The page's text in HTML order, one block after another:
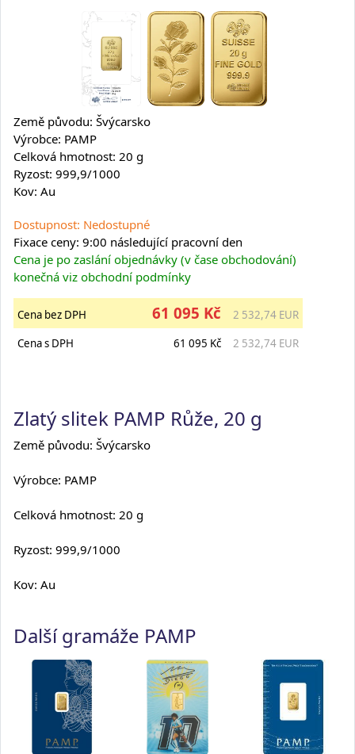
Země původu: Švýcarsko
Výrobce: PAMP
Celková hmotnost: 20 g
Ryzost: 999,9/1000
Kov: Au
Dostupnost: Nedostupné
Fixace ceny: 9:00 následující pracovní den
Cena je po zaslání objednávky (v čase obchodování)
konečná viz obchodní podmínky
Cena bez DPH 61 095 Kč
2 532,74 EUR
Cena s DPH
61 095 Kč 2 532,74 EUR
Zlatý slitek PAMP Růže, 20 g
Země původu: Švýcarsko
Výrobce: PAMP
Celková hmotnost: 20 g
Ryzost: 999,9/1000
Kov: Au
Další gramáže PAMP